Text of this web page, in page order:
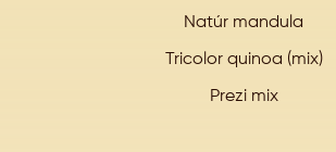
Natúr mandula
Tricolor quinoa (mix)
Prezi mix